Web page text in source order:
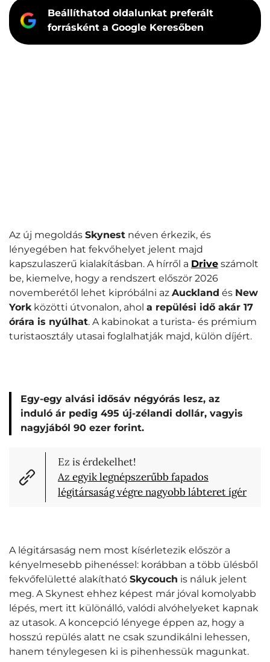
Beállíthatod oldalunkat preferált
forrásként a Google Keresőben
Az új megoldás Skynest néven érkezik, és
lényegében hat fekvőhelyet jelent majd
kapszulaszerű kialakításban. A hírről a Drive számolt
be, kiemelve, hogy a rendszert először 2026
novemberétől lehet kipróbálni az Auckland és New
Yorkközötti útvonalon, ahol a repülési idő akár 17
órára is nyúlhat. A kabinokat a turista- és prémium
turistaosztály utasai foglalhatják majd, külön díjért.
Egy-egy alvási idősáv négyórás lesz, az
induló ár pedig 495 új-zélandi dollár, vagyis
nagyjából 90 ezer forint.
Ez is érdekelhet!
Az egyik legnépszerűbb fapados
légitársaság végre nagyobb lábteret ígér
A légitársaság nem most kísérletezik először a
kényelmesebb pihenéssel: korábban a több ülésből
fekvőfelületté alakítható Skycouch is náluk jelent
meg. A Skynest ehhez képest már jóval komolyabb
lépés, mert itt különálló, valódi alvóhelyeket kapnak
az utasok. A koncepció lényege éppen az, hogy a
hosszú repülés alatt ne csak szundikálni lehessen,
hanem ténylegesen ki is pihenhessük magunkat.